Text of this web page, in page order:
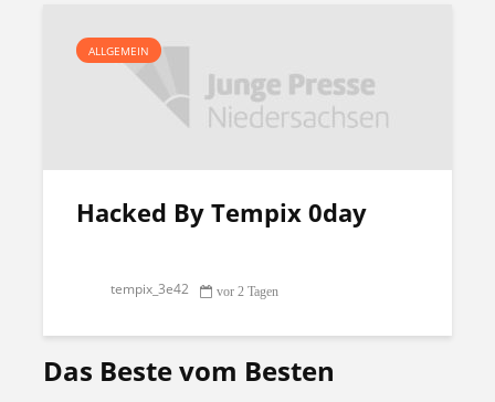
ALLGEMEIN
Hacked By Tempix 0day
tempix_3e42 vor 2 Tagen
Das Beste vom Besten